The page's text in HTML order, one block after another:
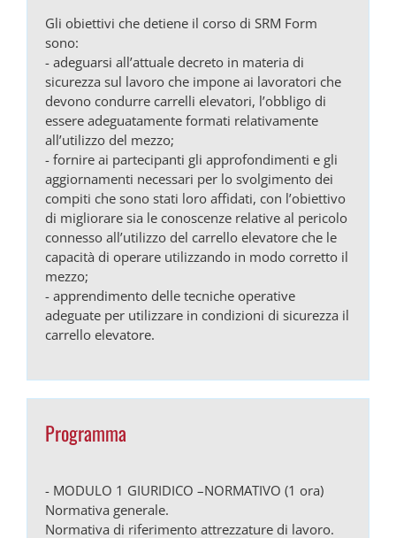
Gli obiettivi che detiene il corso di SRM Form
sono:
- adeguarsi all’attuale decreto in materia di
sicurezza sul lavoro che impone ai lavoratori che
devono condurre carrelli elevatori, l’obbligo di
essere adeguatamente formati relativamente
all’utilizzo del mezzo;
- fornire ai partecipanti gli approfondimenti e gli
aggiornamenti necessari per lo svolgimento dei
compiti che sono stati loro affidati, con l’obiettivo
di migliorare sia le conoscenze relative al pericolo
connesso all’utilizzo del carrello elevatore che le
capacità di operare utilizzando in modo corretto il
mezzo;
- apprendimento delle tecniche operative
adeguate per utilizzare in condizioni di sicurezza il
carrello elevatore.
Programma
- MODULO 1 GIURIDICO –NORMATIVO (1 ora)
Normativa generale.
Normativa di riferimento attrezzature di lavoro.